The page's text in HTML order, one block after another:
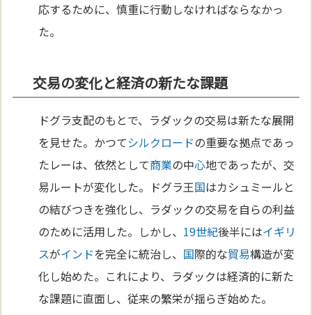
応するために、慎重に行動しなければならなかっ
た。
交易の変化と経済の新たな課題
ドグラ支配のもとで、ラダックの交易は新たな展開
を見せた。かつてシルクロードの重要な拠点であっ
たレーは、依然として商業の中心地であったが、交
易ルートが変化した。ドグラ王国はカシュミールと
の結びつきを強化し、ラダックの交易を自らの利益
のために活用した。しかし、 19世紀後半にはイギリ
スがインドを完全に統治し、 国際的な貿易構造が変
化し始めた。これにより、ラダックは経済的に新た
な課題に直面し、従来の繁栄が揺らぎ始めた。